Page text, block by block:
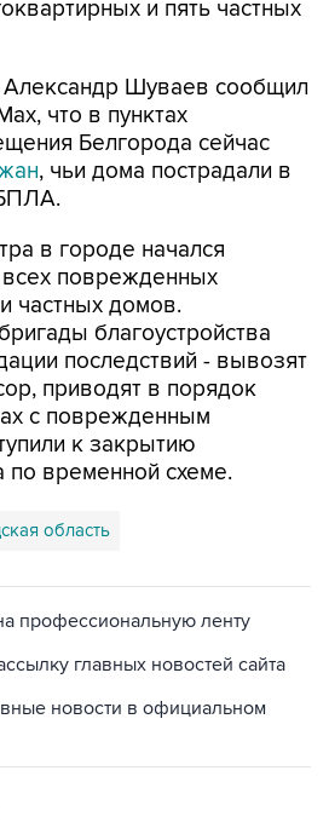
и пять частных
Александр Шуваев сообщил
что в пунктах
Белгорода сейчас
, чьи дома пострадали в
в городе начался
поврежденных
частных домов.
благоустройства
последствий - вывозят
приводят в порядок
с поврежденным
к закрытию
по временной схеме.
область
профессиональную ленту
главных новостей сайта
новости в официальном